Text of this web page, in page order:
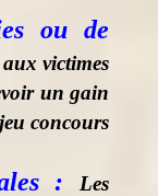
ou de
aux victimes
un gain
concours
:
Les